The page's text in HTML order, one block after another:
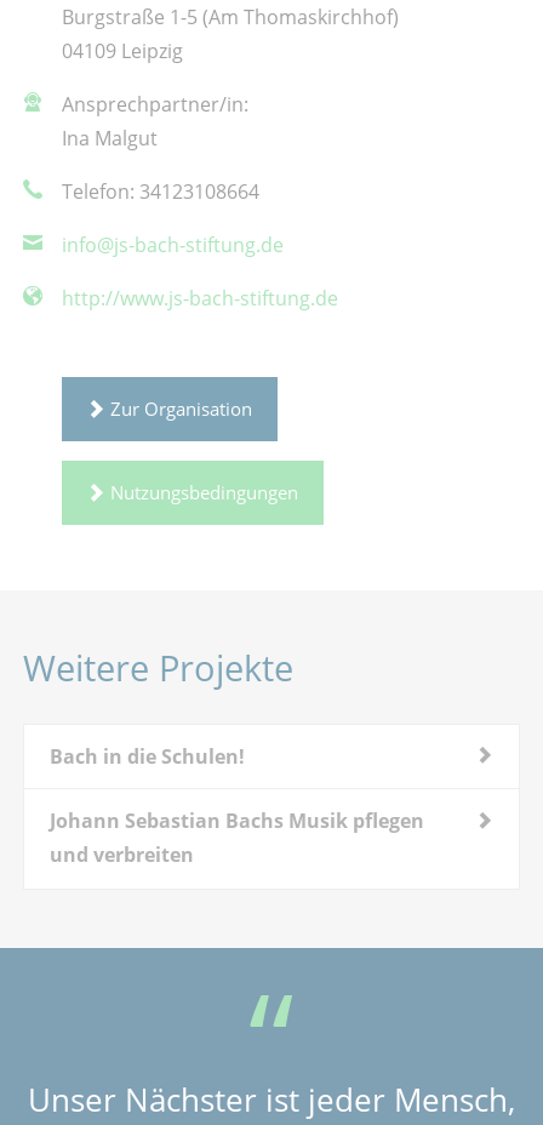
Burgstraße 1-5 (Am Thomaskirchhof)
04109 Leipzig
Ansprechpartner/in:
Ina Malgut
Telefon: 34123108664
info@js-bach-stiftung.de
http://www.js-bach-stiftung.de
Zur Organisation
Nutzungsbedingungen
Weitere Projekte
Bach in die Schulen!
Johann Sebastian Bachs Musik pflegen
und verbreiten
Unser Nächster ist jeder Mensch,